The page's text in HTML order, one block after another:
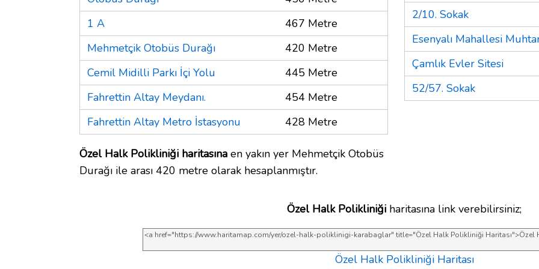
1 A
467 Metre
Mehmetçik Otobüs Durağı
420 Metre
Cemil Midilli Parkı İçi Yolu
445 Metre
Fahrettin Altay Meydanı.
454 Metre
Fahrettin Altay Metro İstasyonu
428 Metre
Özel Halk Polikliniği haritasına en yakın yer Mehmetçik Otobüs
Durağı ile arası 420 metre olarak hesaplanmıştır.
2/10. Sokak
Esenyalı Mahallesi
Çamlık Evler Sitesi
52/57. Sokak
Özel Halk Polikliniği haritasına link verebilirsiniz;
Özel Halk Polikliniği Haritası